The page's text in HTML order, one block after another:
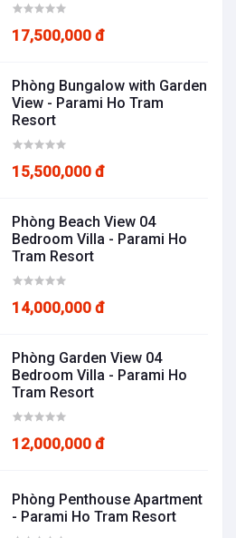
17,500,000 đ
Phòng Bungalow with Garden
View - Parami Ho Tram
Resort
15,500,000 đ
Phòng Beach View 04
Bedroom Villa - Parami Ho
Tram Resort
14,000,000 đ
Phòng Garden View 04
Bedroom Villa - Parami Ho
Tram Resort
12,000,000 đ
Phòng Penthouse Apartment
- Parami Ho Tram Resort